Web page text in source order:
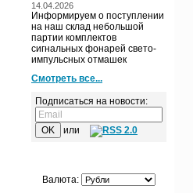
14.04.2026
Информируем о поступлении
на наш склад небольшой
партии комплектов
сигнальных фонарей свето-
импульсных отмашек
Смотреть все...
Подписаться на новости:
или
Валюта: